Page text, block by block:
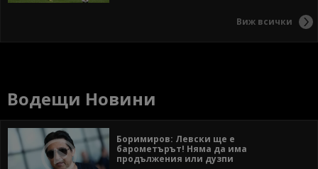
Виж всички
Водещи Новини
Боримиров: Левски ще е
барометърът! Няма да има
продължения или дузпи